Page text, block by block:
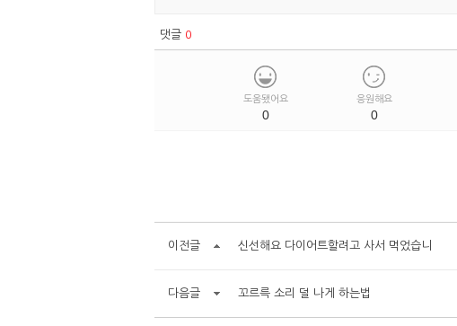
댓글 0
도움됐어요
0
응원해요
0
이전글 신선해요 다이어트할려고 사서 먹었습니
다음글 꼬르륵 소리 덜 나게 하는법